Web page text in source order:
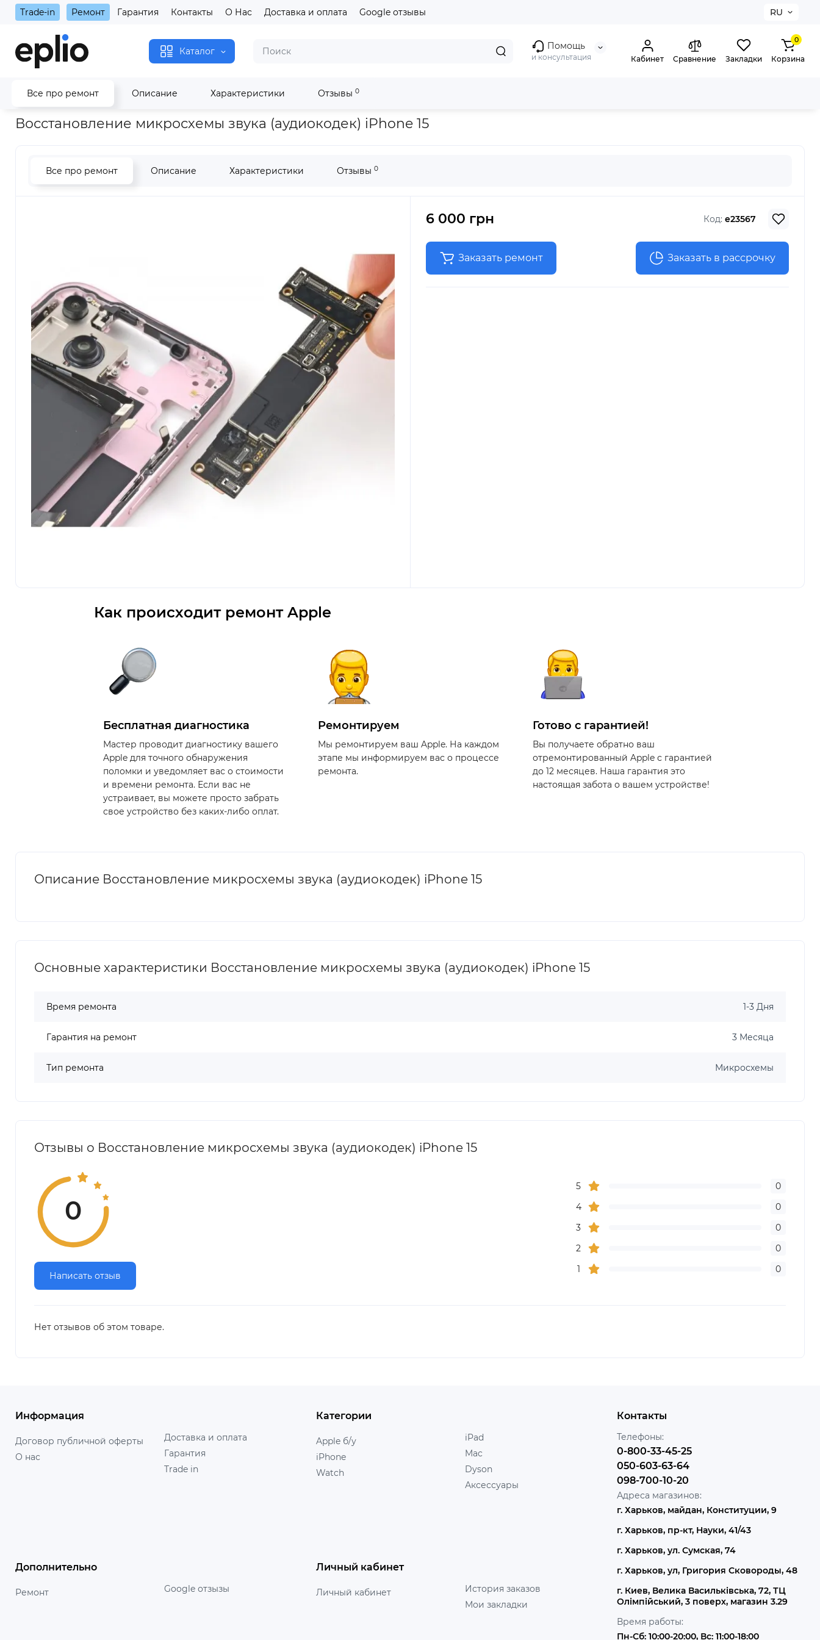
Trade-in Ремонт Гарантия Контакты О Нас Доставка и оплата Google отзывы RU
Каталог Помощь
и консультация Кабинет Сравнение Закладки
0
Корзина
Все про ремонт Описание Характеристики Отзывы 0
Главная Восстановление микросхемы звука (аудиокодек) iPhone 15
Восстановление микросхемы звука (аудиокодек) iPhone 15
Все про ремонт Описание Характеристики Отзывы 0
6 000 грн Код: e23567
Заказать ремонт Заказать в рассрочку
Как происходит ремонт Apple
Бесплатная диагностика
Мастер проводит диагностику вашего
Apple для точного обнаружения
поломки и уведомляет вас о стоимости
и времени ремонта. Если вас не
устраивает, вы можете просто забрать
свое устройство без каких-либо оплат.
Ремонтируем
Мы ремонтируем ваш Apple. На каждом
этапе мы информируем вас о процессе
ремонта.
Готово с гарантией!
Вы получаете обратно ваш
отремонтированный Apple с гарантией
до 12 месяцев. Наша гарантия это
настоящая забота о вашем устройстве!
Описание Восстановление микросхемы звука (аудиокодек) iPhone 15
Основные характеристики Восстановление микросхемы звука (аудиокодек) iPhone 15
Время ремонта 1-3 Дня
Гарантия на ремонт 3 Месяца
Тип ремонта Микросхемы
Отзывы о Восстановление микросхемы звука (аудиокодек) iPhone 15
0
Написать отзыв
5
0
4
0
3
0
2
0
1
0
Нет отзывов об этом товаре.
Информация
Договор публичной оферты
О нас
Доставка и оплата
Гарантия
Trade in
Категории
Apple б/у
iPhone
Watch
iPad
Mac
Dyson
Аксессуары
Дополнительно
Ремонт Google отзызы
Личный кабинет
Личный кабинет
История заказов
Мои закладки
Контакты
Телефоны:
0-800-33-45-25
050-603-63-64
098-700-10-20
Адреса магазинов:
г. Харьков, майдан, Конституции, 9
г. Харьков, пр-кт, Науки, 41/43
г. Харьков, ул. Сумская, 74
г. Харьков, ул, Григория Сковороды, 48
г. Киев, Велика Васильківська, 72, ТЦ
Олімпійський, 3 поверх, магазин 3.29
Время работы:
Пн-Сб: 10:00-20:00, Вс: 11:00-18:00